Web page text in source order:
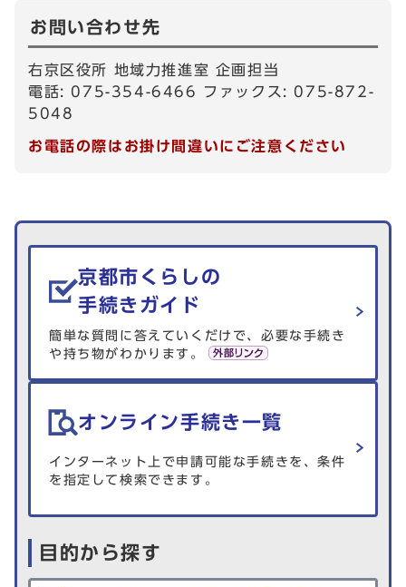
お問い合わせ先
右京区役所 地域力推進室 企画担当
電話: 075-354-6466 ファックス: 075-872-
5048
お電話の際はお掛け間違いにご注意ください
生活情報を探す
京都市くらしの
手続きガイド
簡単な質問に答えていくだけで、必要な手続き
や持ち物がわかります。
オンライン手続き一覧
インターネット上で申請可能な手続きを、条件
を指定して検索できます。
目的から探す